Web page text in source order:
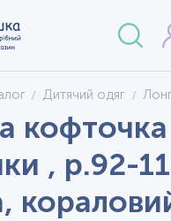
Дитячий одяг
, р.92-